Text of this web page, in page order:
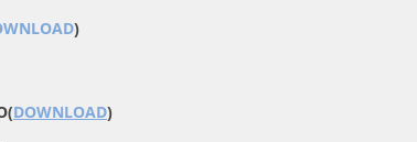
)
(DOWNLOAD)